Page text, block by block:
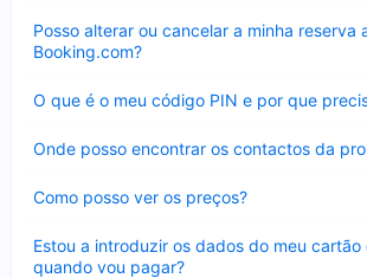
Posso alterar ou cancelar a minha reserva
Booking.com?
fechado
O que é o meu código PIN e por que
fechado
Onde posso encontrar os contactos da
fechado
Como posso ver os preços?
fechado
Estou a introduzir os dados do meu
quando vou pagar?
fechado